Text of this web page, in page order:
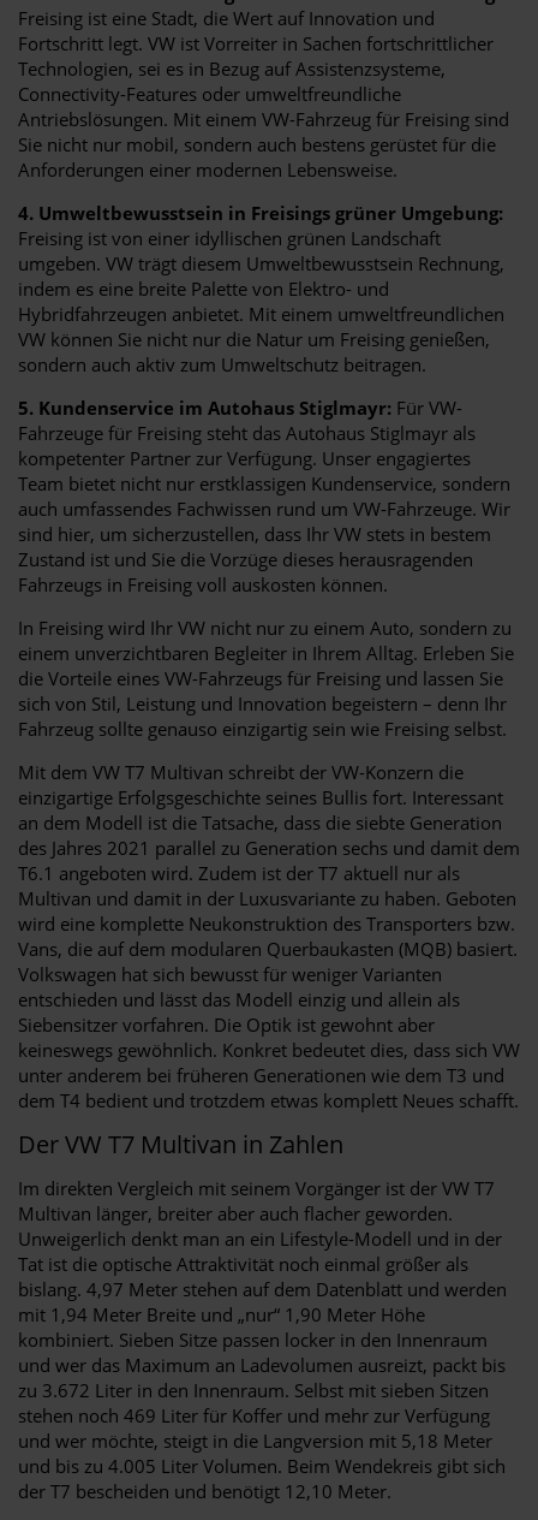
Freising ist eine Stadt, die Wert auf Innovation und
Fortschritt legt. VW ist Vorreiter in Sachen fortschrittlicher
Technologien, sei es in Bezug auf Assistenzsysteme,
Connectivity-Features oder umweltfreundliche
Antriebslösungen. Mit einem VW-Fahrzeug für Freising sind
Sie nicht nur mobil, sondern auch bestens gerüstet für die
Anforderungen einer modernen Lebensweise.
4. Umweltbewusstsein in Freisings grüner Umgebung:
Freising ist von einer idyllischen grünen Landschaft
umgeben. VW trägt diesem Umweltbewusstsein Rechnung,
indem es eine breite Palette von Elektro- und
Hybridfahrzeugen anbietet. Mit einem umweltfreundlichen
VW können Sie nicht nur die Natur um Freising genießen,
sondern auch aktiv zum Umweltschutz beitragen.
5. Kundenservice im Autohaus Stiglmayr: Für VW-
Fahrzeuge für Freising steht das Autohaus Stiglmayr als
kompetenter Partner zur Verfügung. Unser engagiertes
Team bietet nicht nur erstklassigen Kundenservice, sondern
auch umfassendes Fachwissen rund um VW-Fahrzeuge. Wir
sind hier, um sicherzustellen, dass Ihr VW stets in bestem
Zustand ist und Sie die Vorzüge dieses herausragenden
Fahrzeugs in Freising voll auskosten können.
In Freising wird Ihr VW nicht nur zu einem Auto, sondern zu
einem unverzichtbaren Begleiter in Ihrem Alltag. Erleben Sie
die Vorteile eines VW-Fahrzeugs für Freising und lassen Sie
sich von Stil, Leistung und Innovation begeistern – denn Ihr
Fahrzeug sollte genauso einzigartig sein wie Freising selbst.
Mit dem VW T7 Multivan schreibt der VW-Konzern die
einzigartige Erfolgsgeschichte seines Bullis fort. Interessant
an dem Modell ist die Tatsache, dass die siebte Generation
des Jahres 2021 parallel zu Generation sechs und damit dem
T6.1 angeboten wird. Zudem ist der T7 aktuell nur als
Multivan und damit in der Luxusvariante zu haben. Geboten
wird eine komplette Neukonstruktion des Transporters bzw.
Vans, die auf dem modularen Querbaukasten (MQB) basiert.
Volkswagen hat sich bewusst für weniger Varianten
entschieden und lässt das Modell einzig und allein als
Siebensitzer vorfahren. Die Optik ist gewohnt aber
keineswegs gewöhnlich. Konkret bedeutet dies, dass sich VW
unter anderem bei früheren Generationen wie dem T3 und
dem T4 bedient und trotzdem etwas komplett Neues schafft.
Der VW T7 Multivan in Zahlen
Im direkten Vergleich mit seinem Vorgänger ist der VW T7
Multivan länger, breiter aber auch flacher geworden.
Unweigerlich denkt man an ein Lifestyle-Modell und in der
Tat ist die optische Attraktivität noch einmal größer als
bislang. 4,97 Meter stehen auf dem Datenblatt und werden
mit 1,94 Meter Breite und „nur“ 1,90 Meter Höhe
kombiniert. Sieben Sitze passen locker in den Innenraum
und wer das Maximum an Ladevolumen ausreizt, packt bis
zu 3.672 Liter in den Innenraum. Selbst mit sieben Sitzen
stehen noch 469 Liter für Koffer und mehr zur Verfügung
und wer möchte, steigt in die Langversion mit 5,18 Meter
und bis zu 4.005 Liter Volumen. Beim Wendekreis gibt sich
der T7 bescheiden und benötigt 12,10 Meter.